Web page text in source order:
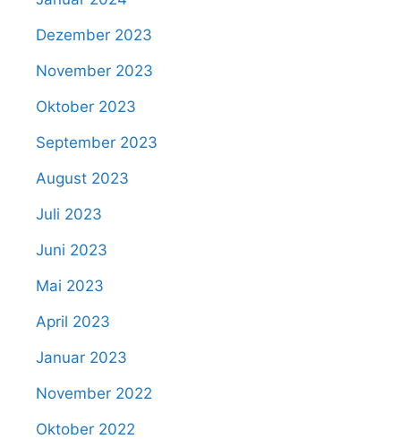
Dezember 2023
November 2023
Oktober 2023
September 2023
August 2023
Juli 2023
Juni 2023
Mai 2023
April 2023
Januar 2023
November 2022
Oktober 2022